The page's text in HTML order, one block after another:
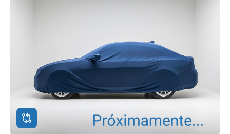
Precio y cuota (0)
Carrocería, año y Kms.